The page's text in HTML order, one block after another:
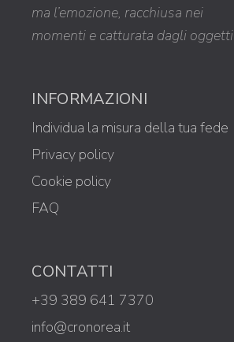
ma l’emozione, racchiusa nei
momenti e catturata dagli oggetti
INFORMAZIONI
Individua la misura della tua fede
Privacy policy
Cookie policy
FAQ
CONTATTI
+39 389 641 7370
info@cronorea.it